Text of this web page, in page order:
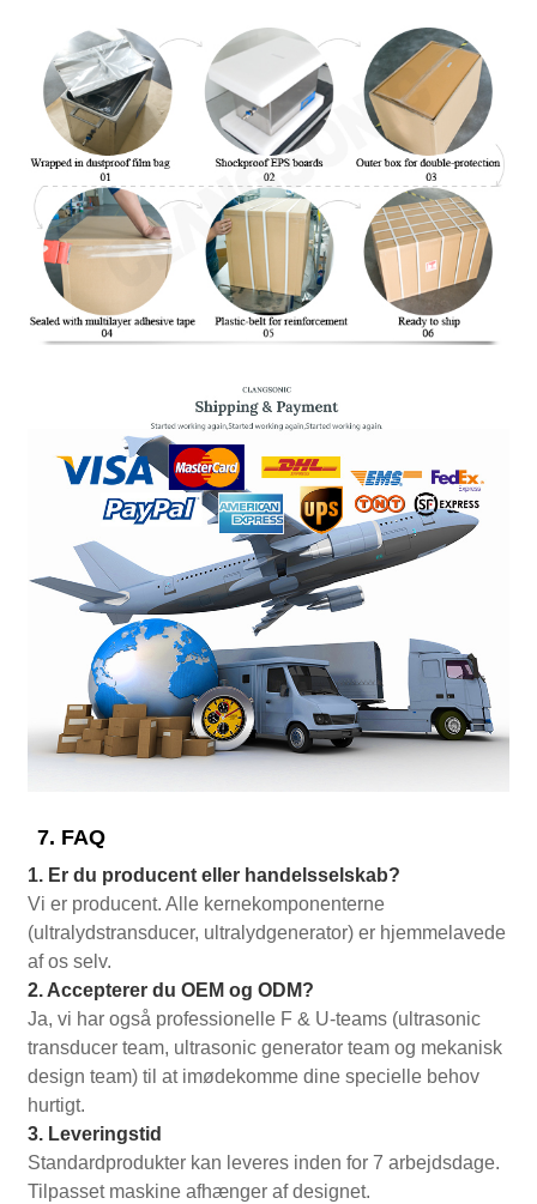
7. FAQ
1. Er du producent eller handelsselskab?
Vi er producent. Alle kernekomponenterne
(ultralydstransducer, ultralydgenerator) er hjemmelavede
af os selv.
2. Accepterer du OEM og ODM?
Ja, vi har også professionelle F & U-teams (ultrasonic
transducer team, ultrasonic generator team og mekanisk
design team) til at imødekomme dine specielle behov
hurtigt.
3. Leveringstid
Standardprodukter kan leveres inden for 7 arbejdsdage.
Tilpasset maskine afhænger af designet.